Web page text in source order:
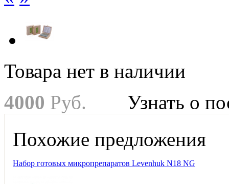
Товара нет в наличии
4000 Руб.
Узнать о
Похожие предложения
Набор готовых микропрепаратов Levenhuk N18 NG